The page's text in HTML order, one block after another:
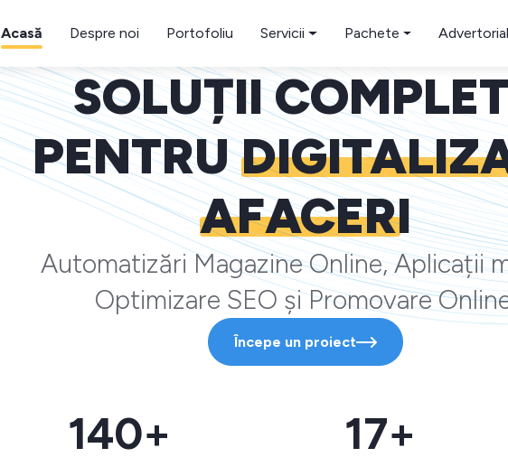
Acasă Despre noi Portofoliu Servicii Pachete
SOLUȚII
PENTRU
AFACERI
Automatizări Magazine Online, Aplicații
Optimizare SEO și Promovare
Începe un proiect
140+ 17+